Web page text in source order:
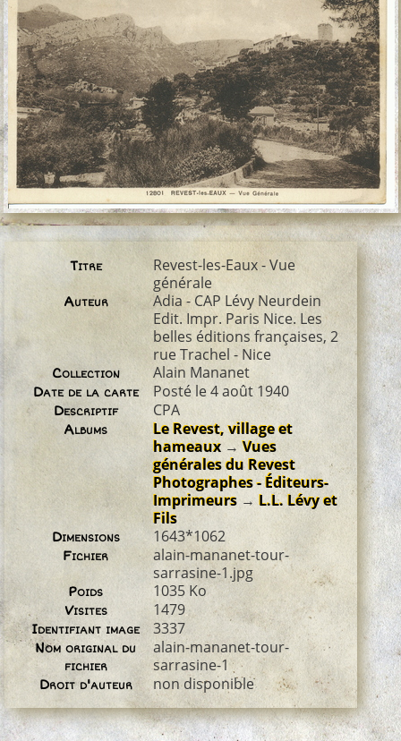
Titre
Revest-les-Eaux - Vue
générale
Auteur
Adia - CAP Lévy Neurdein
Edit. Impr. Paris Nice. Les
belles éditions françaises, 2
rue Trachel - Nice
Collection Alain Mananet
Date de la carte Posté le 4 août 1940
Descriptif CPA
Albums
Le Revest, village et
hameaux→Vues
générales du Revest
Photographes - Éditeurs-
Imprimeurs→ L.L. Lévy et
Fils
Dimensions 1643*1062
Fichier
alain-mananet-tour-
sarrasine-1.jpg
Poids 1035 Ko
Visites 1479
Identifiant image 3337
Nom original du
fichier
alain-mananet-tour-
sarrasine-1
Droit d'auteur non disponible